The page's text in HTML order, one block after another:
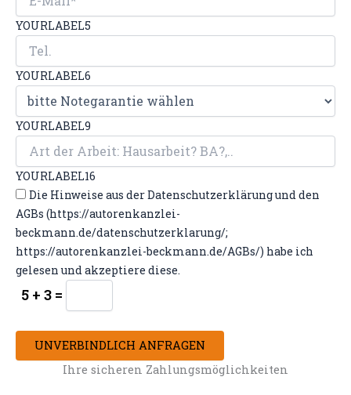
YOURLABEL5
YOURLABEL6
YOURLABEL9
YOURLABEL16
Die Hinweise aus der Datenschutzerklärung und den
AGBs (https://autorenkanzlei-
beckmann.de/datenschutzerklarung/;
https://autorenkanzlei-beckmann.de/AGBs/) habe ich
gelesen und akzeptiere diese.
5 + 3 =
UNVERBINDLICH ANFRAGEN
Ihre sicheren Zahlungsmöglichkeiten